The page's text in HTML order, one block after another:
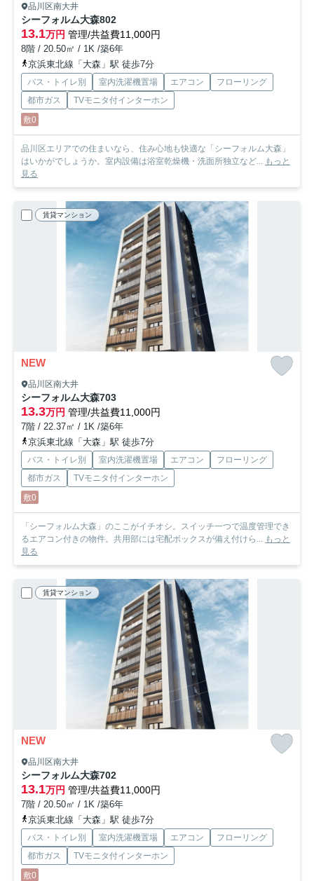
品川区南大井
シーフォルム大森802
13.1万円 管理/共益費11,000円
8階 / 20.50㎡ / 1K /築6年
京浜東北線「大森」駅 徒歩7分
バス・トイレ別 室内洗濯機置場 エアコン
フローリング
都市ガス
TVモニタ付インターホン
敷0
品川区エリアでの住まいなら、住み心地も快適な「シーフォルム大森」
はいかがでしょうか。室内設備は浴室乾燥機・洗面所独立など...
もっと
見る
賃貸マンション
NEW
品川区南大井
シーフォルム大森703
13.3万円 管理/共益費11,000円
7階 / 22.37㎡ / 1K /築6年
京浜東北線「大森」駅 徒歩7分
バス・トイレ別 室内洗濯機置場 エアコン
フローリング
都市ガス
TVモニタ付インターホン
敷0
「シーフォルム大森」のここがイチオシ。スイッチ一つで温度管理でき
るエアコン付きの物件。共用部には宅配ボックスが備え付けら...
もっと
見る
賃貸マンション
NEW
品川区南大井
シーフォルム大森702
13.1万円 管理/共益費11,000円
7階 / 20.50㎡ / 1K /築6年
京浜東北線「大森」駅 徒歩7分
バス・トイレ別 室内洗濯機置場 エアコン
フローリング
都市ガス
TVモニタ付インターホン
敷0